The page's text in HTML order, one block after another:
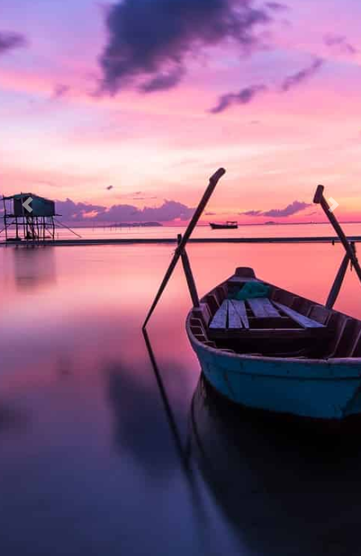
Previous